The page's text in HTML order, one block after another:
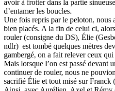
avoir à frotter dans la partie
d’entamer les boucles.
Une fois repris par le peloton, nous
bien placés. A la fin de celui ci,
rouler (consigne du DS), Élie
ndlr) est tombé quelques mètres
gambergé, on a fait relever ceux
Mais lorsque l’on est passé devant
continuer de rouler, nous ne
sacrifié Élie et tout misé sur Franck